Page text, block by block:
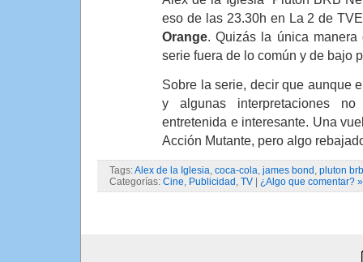
eso de las 23.30h en La 2 de
Orange. Quizás la única
serie fuera de lo común y de bajo
Sobre la serie, decir que aunque
y algunas interpretaciones
entretenida e interesante. Una
Acción Mutante, pero algo
Tags:Alex de la Iglesia, coca-cola, james bond , pluton
Categorías: Cine, Publicidad , TV ¿Algo que comentar? »